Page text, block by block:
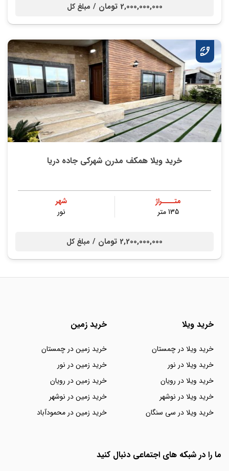
2,000,000,000 تومان / مبلغ کل
خرید ویلا همکف مدرن شهرکی جاده دریا
متــــراژ
135 متر
شهر
نور
2,200,000,000 تومان / مبلغ کل
خرید ویلا
خرید ویلا در چمستان
خرید ویلا در نور
خرید ویلا در رویان
خرید ویلا در نوشهر
خرید ویلا در سی سنگان
خرید زمین
خرید زمین در چمستان
خرید زمین در نور
خرید زمین در رویان
خرید زمین در نوشهر
خرید زمین در محمودآباد
ما را در شبکه های اجتماعی دنبال کنید